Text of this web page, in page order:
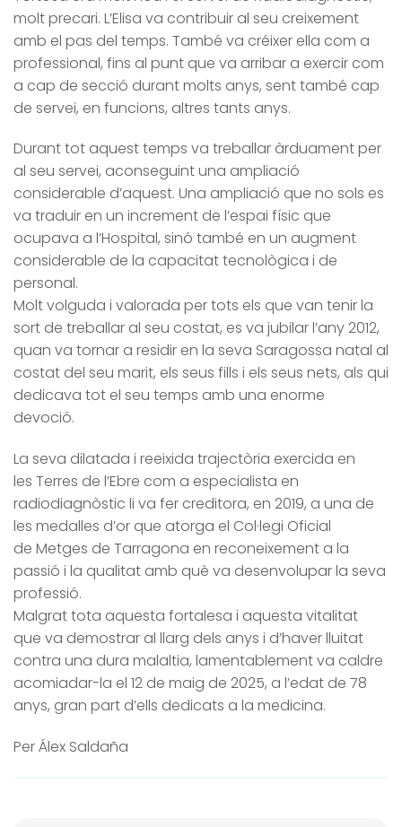
molt precari. L’Elisa va contribuir al seu creixement
amb el pas del temps. També va créixer ella com a
professional, fins al punt que va arribar a exercir com
a cap de secció durant molts anys, sent també cap
de servei, en funcions, altres tants anys.
Durant tot aquest temps va treballar àrduament per
al seu servei, aconseguint una ampliació
considerable d’aquest. Una ampliació que no sols es
va traduir en un increment de l’espai físic que
ocupava a l’Hospital, sinó també en un augment
considerable de la capacitat tecnològica i de
personal.
Molt volguda i valorada per tots els que van tenir la
sort de treballar al seu costat, es va jubilar l’any 2012,
quan va tornar a residir en la seva Saragossa natal al
costat del seu marit, els seus fills i els seus nets, als qui
dedicava tot el seu temps amb una enorme
devoció.
La seva dilatada i reeixida trajectòria exercida en
les Terres de l’Ebre com a especialista en
radiodiagnòstic li va fer creditora, en 2019, a una de
les medalles d’or que atorga el Col·legi Oficial
de Metges de Tarragona en reconeixement a la
passió i la qualitat amb què va desenvolupar la seva
professió.
Malgrat tota aquesta fortalesa i aquesta vitalitat
que va demostrar al llarg dels anys i d’haver lluitat
contra una dura malaltia, lamentablement va caldre
acomiadar-la el 12 de maig de 2025, a l’edat de 78
anys, gran part d’ells dedicats a la medicina.
Per Álex Saldaña